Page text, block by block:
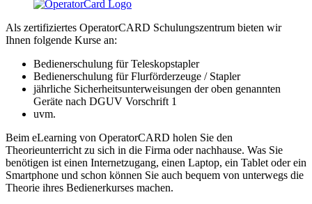
Als zertifiziertes OperatorCARD Schulungszentrum bieten wir
Ihnen folgende Kurse an:
Bedienerschulung für Teleskopstapler
Bedienerschulung für Flurförderzeuge / Stapler
jährliche Sicherheitsunterweisungen der oben genannten
Geräte nach DGUV Vorschrift 1
uvm.
Beim eLearning von OperatorCARD holen Sie den
Theorieunterricht zu sich in die Firma oder nachhause. Was Sie
benötigen ist einen Internetzugang, einen Laptop, ein Tablet oder ein
Smartphone und schon können Sie auch bequem von unterwegs die
Theorie ihres Bedienerkurses machen.